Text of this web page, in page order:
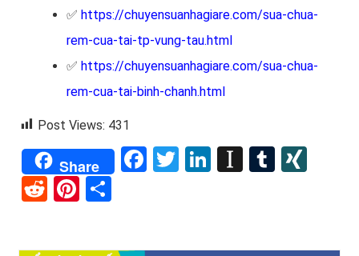
✅ https://chuyensuanhagiare.com/sua-chua-
rem-cua-tai-tp-vung-tau.html
✅ https://chuyensuanhagiare.com/sua-chua-
rem-cua-tai-binh-chanh.html
Post Views: 431
Share Facebook
TwitterLinkedInTumblr
RedditPinterest